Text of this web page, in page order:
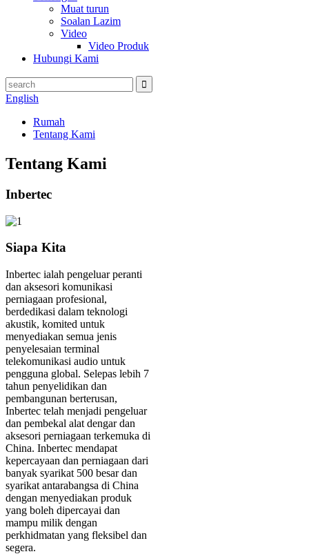
Muat turun
Soalan Lazim
Video
Video Produk
Hubungi Kami
English
Rumah
Tentang Kami
Tentang Kami
Inbertec
Siapa Kita
Inbertec ialah pengeluar peranti
dan aksesori komunikasi
perniagaan profesional,
berdedikasi dalam teknologi
akustik, komited untuk
menyediakan semua jenis
penyelesaian terminal
telekomunikasi audio untuk
pengguna global. Selepas lebih 7
tahun penyelidikan dan
pembangunan berterusan,
Inbertec telah menjadi pengeluar
dan pembekal alat dengar dan
aksesori perniagaan terkemuka di
China. Inbertec mendapat
kepercayaan dan perniagaan dari
banyak syarikat 500 besar dan
syarikat antarabangsa di China
dengan menyediakan produk
yang boleh dipercayai dan
mampu milik dengan
perkhidmatan yang fleksibel dan
segera.